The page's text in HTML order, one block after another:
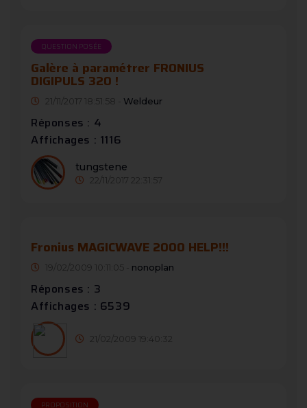
QUESTION POSÉE
Galère à paramétrer FRONIUS
DIGIPULS 320 !
21/11/2017 18:51:58 - Weldeur
Réponses : 4
Affichages : 1116
tungstene
22/11/2017 22:31:57
Fronius MAGICWAVE 2000 HELP!!!
19/02/2009 10:11:05 - nonoplan
Réponses : 3
Affichages : 6539
21/02/2009 19:40:32
PROPOSITION